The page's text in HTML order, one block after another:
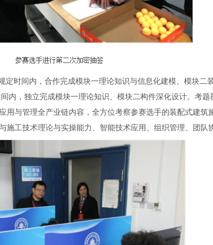
定时间内，合作完成模块一理论知识与信息化建模、模块二
内，独立完成模块一理论知识、模块二构件深化设计。考题
用与管理全产业链内容，全方位考察参赛选手的装配式建筑
施工技术理论与实操能力、智能技术应用、组织管理、团队